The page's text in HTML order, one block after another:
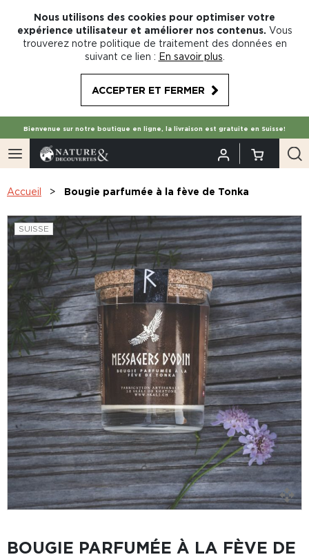
Nous utilisons des cookies pour optimiser votre
expérience utilisateur et améliorer nos contenus. Vous
trouverez notre politique de traitement des données en
suivant ce lien : En savoir plus
ACCEPTER ET FERMER
Bienvenue sur notre boutique en ligne, la livraison est gratuite en Suisse!
Accueil Bougie parfumée à la fève de Tonka
SUISSE
BOUGIE PARFUMÉE À LA FÈVE DE